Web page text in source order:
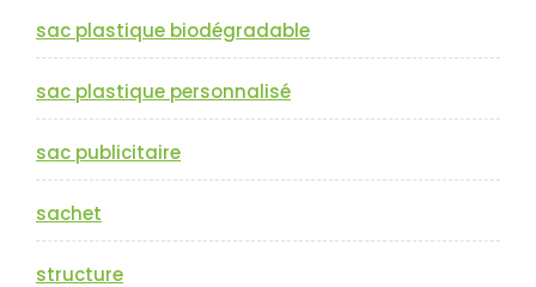
sac plastique biodégradable
sac plastique personnalisé
sac publicitaire
sachet
structure